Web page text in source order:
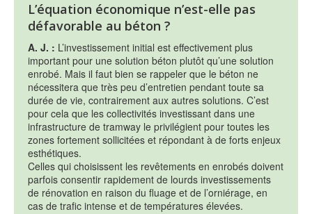
L’équation économique n’est-elle pas
défavorable au béton ?
A. J. : L’investissement initial est effectivement plus
important pour une solution béton plutôt qu’une solution
enrobé. Mais il faut bien se rappeler que le béton ne
nécessitera que très peu d’entretien pendant toute sa
durée de vie, contrairement aux autres solutions. C’est
pour cela que les collectivités investissant dans une
infrastructure de tramway le privilégient pour toutes les
zones fortement sollicitées et répondant à de forts enjeux
esthétiques.
Celles qui choisissent les revêtements en enrobés doivent
parfois consentir rapidement de lourds investissements
de rénovation en raison du fluage et de l’orniérage, en
cas de trafic intense et de températures élevées.